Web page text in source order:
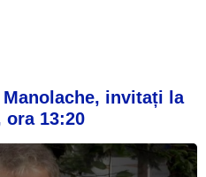
invitați la
13:20